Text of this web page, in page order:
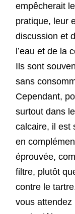
empêcherait
pratique, leur
discussion et
l’eau et de la
Ils sont
sans
Cependant,
surtout dans
calcaire, il est
en
éprouvée,
filtre, plutôt
contre le
vous attendez